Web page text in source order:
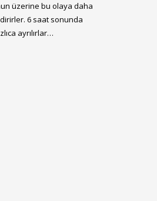
üzerine bu olaya daha
6 saat sonunda
ayrılırlar…